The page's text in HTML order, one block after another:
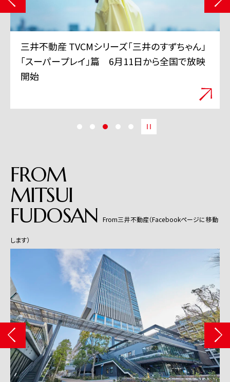
三井不動産 TVCMシリーズ「三井のすずちゃん」
「スーパープレイ」篇 6月11日から全国で放映
開始
FROM
MITSUI
FUDOSAN From三井不動産（Facebookページに移動
します）